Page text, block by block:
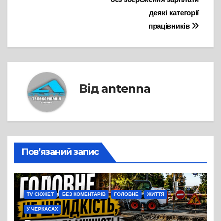
деякі категорії
працівників
Від antenna
Пов’язаний запис
TV СЮЖЕТ БЕЗ КОМЕНТАРІВ ГОЛОВНЕ ЖИТТЯ
У ЧЕРКАСАХ